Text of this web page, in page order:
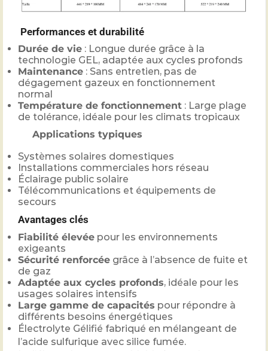
Performances et durabilité
Durée de vie : Longue durée grâce à la
technologie GEL, adaptée aux cycles profonds
Maintenance : Sans entretien, pas de
dégagement gazeux en fonctionnement
normal
Température de fonctionnement : Large plage
de tolérance, idéale pour les climats tropicaux
Applications typiques
Systèmes solaires domestiques
Installations commerciales hors réseau
Éclairage public solaire
Télécommunications et équipements de
secours
Avantages clés
Fiabilité élevée pour les environnements
exigeants
Sécurité renforcée grâce à l’absence de fuite et
de gaz
Adaptée aux cycles profonds, idéale pour les
usages solaires intensifs
Large gamme de capacités pour répondre à
différents besoins énergétiques
Électrolyte Gélifié fabriqué en mélangeant de
l’acide sulfurique avec silice fumée.